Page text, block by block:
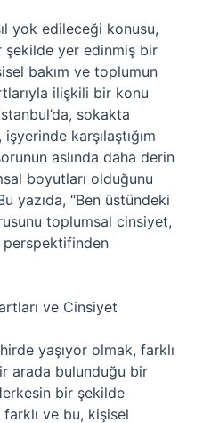
yok edileceği konusu,
şekilde yer edinmiş bir
bakım ve toplumun
ilişkili bir konu
sokakta
karşılaştığım
aslında daha derin
boyutları olduğunu
yazıda, “Ben üstündeki
toplumsal cinsiyet,
ve Cinsiyet
yaşıyor olmak, farklı
arada bulunduğu bir
bir şekilde
ve bu, kişisel